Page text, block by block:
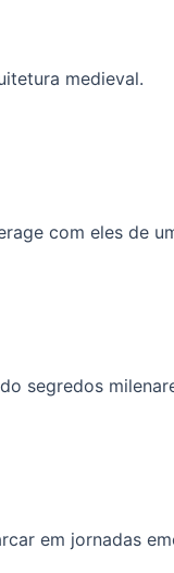
medieval.
com eles de
segredos
em jornadas